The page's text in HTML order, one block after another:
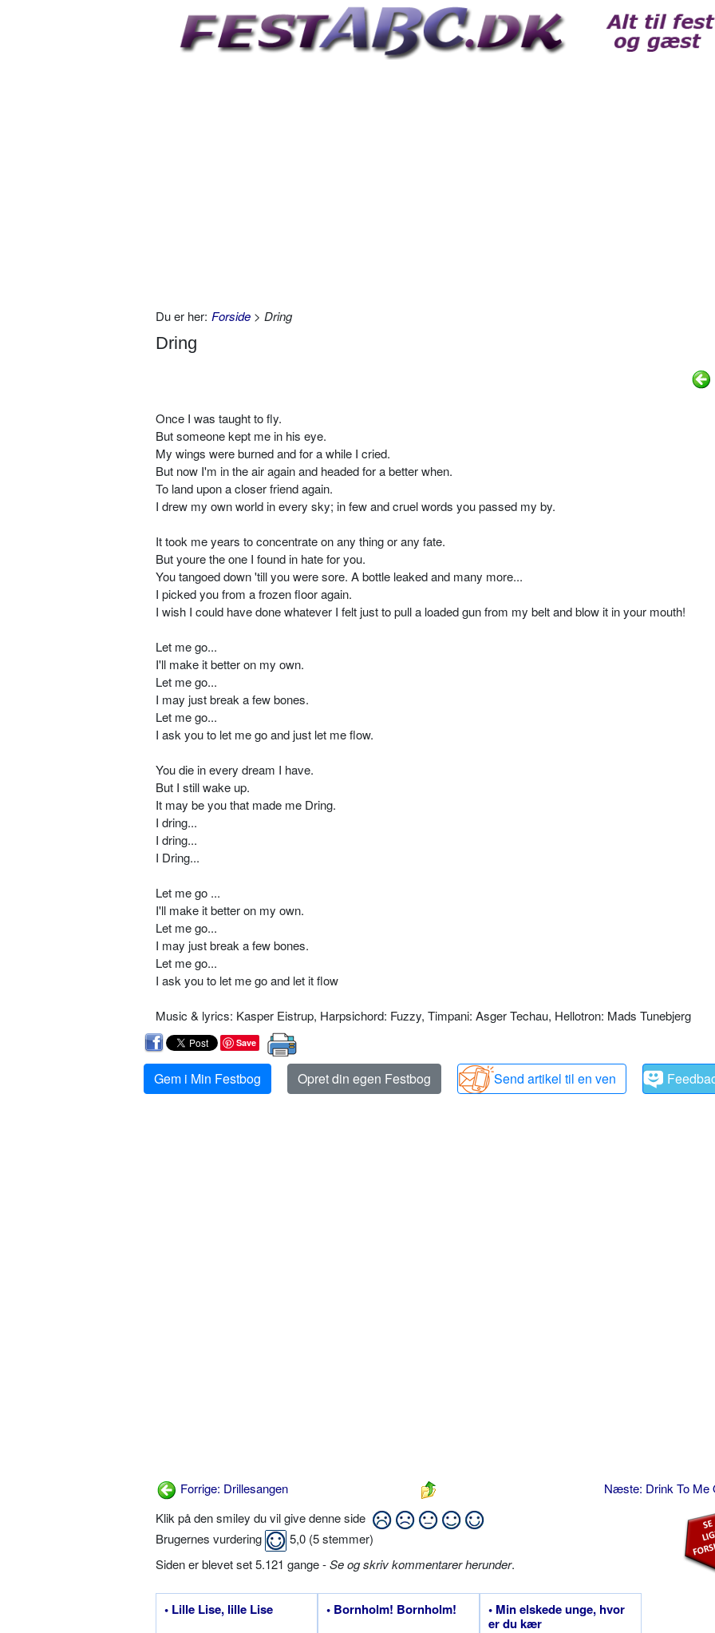
Du er her: Forside > Dring
Dring
Once I was taught to fly.
But someone kept me in his eye.
My wings were burned and for a while I cried.
But now I'm in the air again and headed for a better when.
To land upon a closer friend again.
I drew my own world in every sky; in few and cruel words you passed my by.
It took me years to concentrate on any thing or any fate.
But youre the one I found in hate for you.
You tangoed down 'till you were sore. A bottle leaked and many more...
I picked you from a frozen floor again.
I wish I could have done whatever I felt just to pull a loaded gun from my belt and blow it in your mouth!
Let me go...
I'll make it better on my own.
Let me go...
I may just break a few bones.
Let me go...
I ask you to let me go and just let me flow.
You die in every dream I have.
But I still wake up.
It may be you that made me Dring.
I dring...
I dring...
I Dring...
Let me go ...
I'll make it better on my own.
Let me go...
I may just break a few bones.
Let me go...
I ask you to let me go and let it flow
Music & lyrics: Kasper Eistrup, Harpsichord: Fuzzy, Timpani: Asger Techau, Hellotron: Mads Tunebjerg
Save
Gem i Min Festbog Opret din egen Festbog Send artikel til en ven
Forrige: Drillesangen
Næste: Drink To Me
Klik på den smiley du vil give denne side
Brugernes vurdering
5,0 (5stemmer)
Siden er blevet set 5.121 gange -Se og skriv kommentarer herunder.
• Lille Lise, lille Lise • Bornholm! Bornholm!
• Min elskede unge, hvor
er du kær